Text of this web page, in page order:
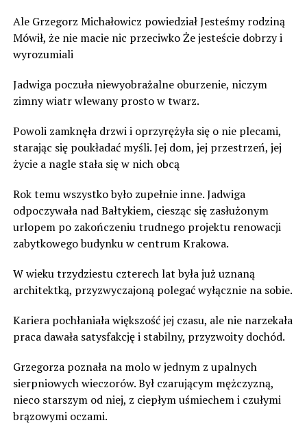
Ale Grzegorz Michałowicz powiedział Jesteśmy rodziną
Mówił, że nie macie nic przeciwko Że jesteście dobrzy i
wyrozumiali
Jadwiga poczuła niewyobrażalne oburzenie, niczym
zimny wiatr wlewany prosto w twarz.
Powoli zamknęła drzwi i oprzyrężyła się o nie plecami,
starając się poukładać myśli. Jej dom, jej przestrzeń, jej
życie a nagle stała się w nich obcą
Rok temu wszystko było zupełnie inne. Jadwiga
odpoczywała nad Bałtykiem, ciesząc się zasłużonym
urlopem po zakończeniu trudnego projektu renowacji
zabytkowego budynku w centrum Krakowa.
W wieku trzydziestu czterech lat była już uznaną
architektką, przyzwyczajoną polegać wyłącznie na sobie.
Kariera pochłaniała większość jej czasu, ale nie narzekała
praca dawała satysfakcję i stabilny, przyzwoity dochód.
Grzegorza poznała na molo w jednym z upalnych
sierpniowych wieczorów. Był czarującym mężczyzną,
nieco starszym od niej, z ciepłym uśmiechem i czułymi
brązowymi oczami.